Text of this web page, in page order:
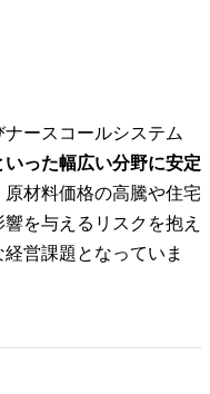
ースコールシステム
った幅広い分野に安定
材料価格の高騰や住宅
を与えるリスクを抱え
営課題となっていま